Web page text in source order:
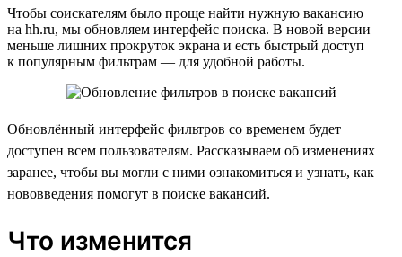
Чтобы соискателям было проще найти нужную вакансию
на hh.ru, мы обновляем интерфейс поиска. В новой версии
меньше лишних прокруток экрана и есть быстрый доступ
к популярным фильтрам — для удобной работы.
Обновлённый интерфейс фильтров со временем будет
доступен всем пользователям. Рассказываем об изменениях
заранее, чтобы вы могли с ними ознакомиться и узнать, как
нововведения помогут в поиске вакансий.
Что изменится